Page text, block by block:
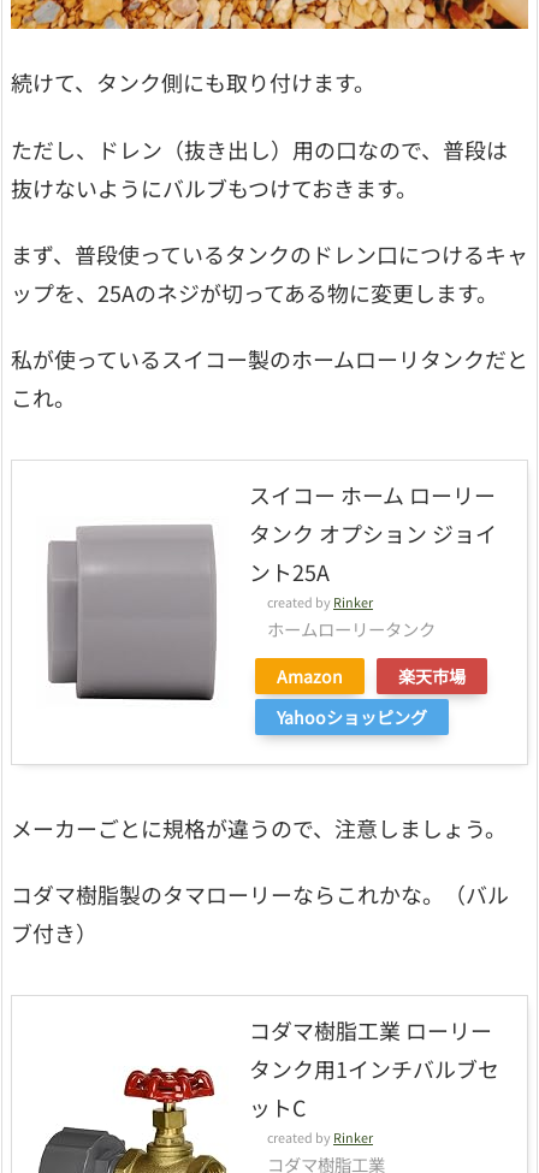
続けて、タンク側にも取り付けます。
ただし、ドレン（抜き出し）用の口なので、普段は
抜けないようにバルブもつけておきます。
まず、普段使っているタンクのドレン口につけるキャ
ップを、25Aのネジが切ってある物に変更します。
私が使っているスイコー製のホームローリタンクだと
これ。
スイコー ホーム ローリー
タンク オプション ジョイ
ント25A
created by Rinker
ホームローリータンク
Amazon
楽天市場
Yahooショッピング
メーカーごとに規格が違うので、注意しましょう。
コダマ樹脂製のタマローリーならこれかな。（バル
ブ付き）
コダマ樹脂工業 ローリー
タンク用1インチバルブセ
ットC
created by Rinker
コダマ樹脂工業